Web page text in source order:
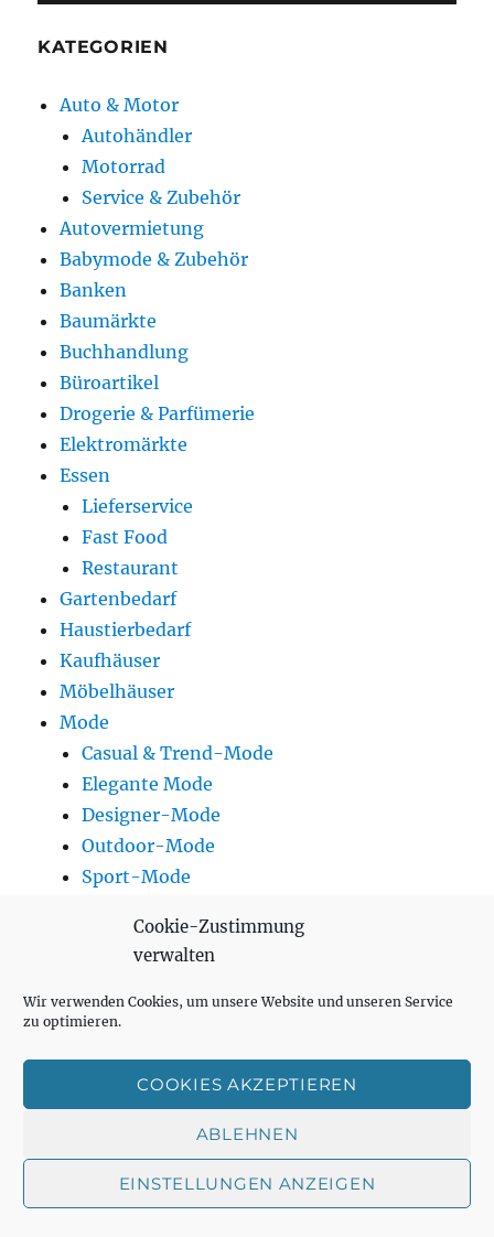
Cookie-Zustimmung
verwalten
Wir verwenden Cookies, um unsere Website und unseren Service
zu optimieren.
COOKIES AKZEPTIEREN
ABLEHNEN
EINSTELLUNGEN ANZEIGEN
KATEGORIEN
Auto & Motor
Autohändler
Motorrad
Service & Zubehör
Autovermietung
Babymode & Zubehör
Banken
Baumärkte
Buchhandlung
Büroartikel
Drogerie & Parfümerie
Elektromärkte
Essen
Lieferservice
Fast Food
Restaurant
Gartenbedarf
Haustierbedarf
Kaufhäuser
Möbelhäuser
Mode
Casual & Trend-Mode
Elegante Mode
Designer-Mode
Outdoor-Mode
Sport-Mode
Hochzeitsmode
Paketdienste
Reisebüros
Schmuck & Accessoires
Schuhhändler
Supermärkte
Tankstellen